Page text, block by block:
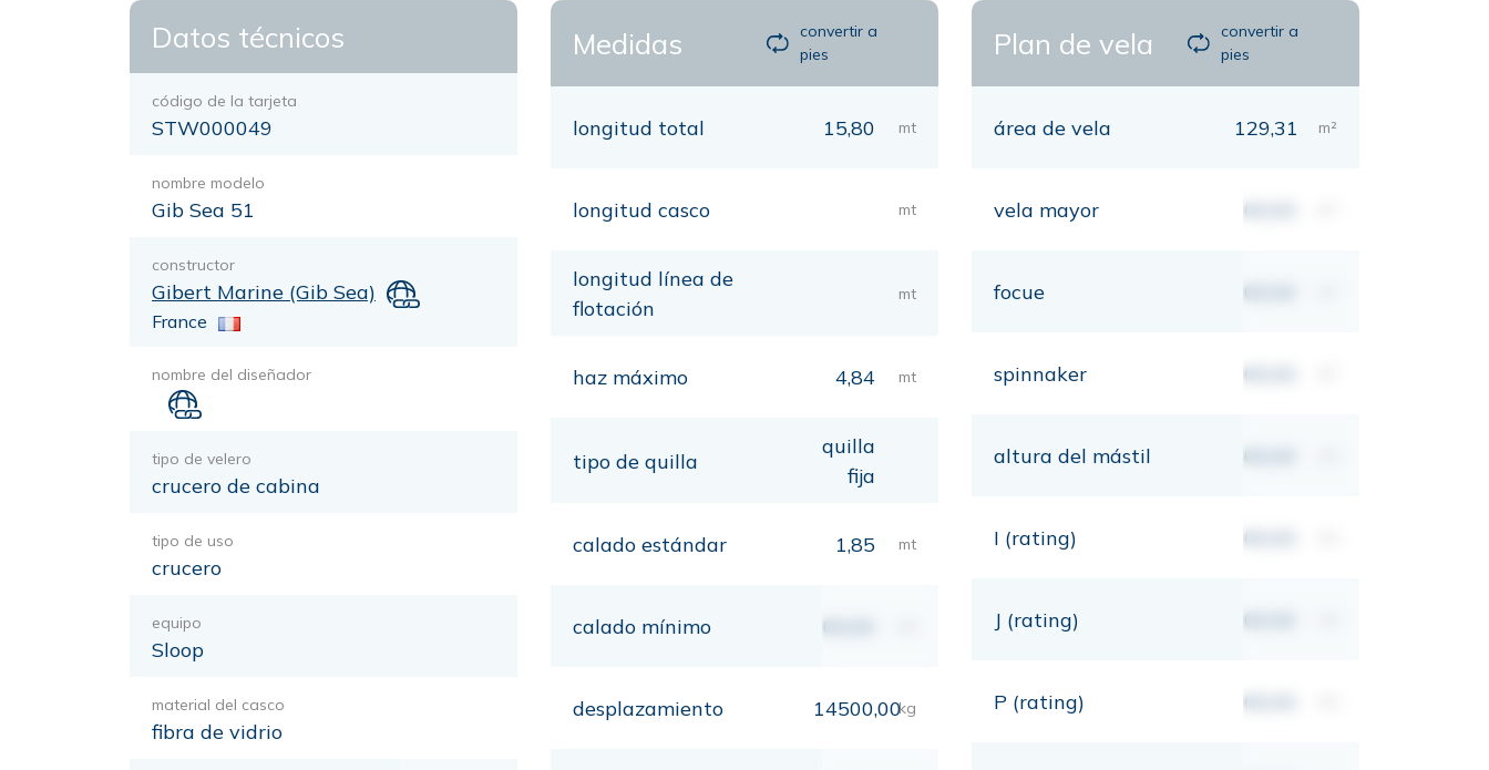
Datos técnicos
código de la tarjeta
STW000049
nombre modelo
Gib Sea 51
constructor
Gibert Marine (Gib Sea)
France
nombre del diseñador
tipo de velero
crucero de cabina
tipo de uso
crucero
equipo
Sloop
material del casco
fibra de vidrio
Medidas
convertir a
pies
longitud total 15,80 mt
longitud casco mt
longitud línea de
flotación
mt
haz máximo 4,84 mt
tipo de quilla
quilla
fija
calado estándar 1,85 mt
calado mínimo 00,00
desplazamiento 14500,00kg
Plan de vela
convertir a
pies
área de vela 129,31 m²
vela mayor 00,00
focue 00,00
spinnaker 00,00
altura del mástil 00,00
I (rating) 00,00
J (rating) 00,00
P (rating) 00,00